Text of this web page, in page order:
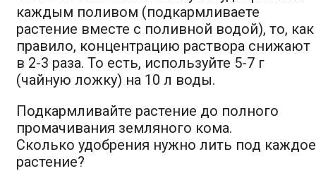
каждым поливом (подкармливаете
растение вместе с поливной водой), то, как
правило, концентрацию раствора снижают
в 2-3 раза. То есть, используйте 5-7 г
(чайную ложку) на 10 л воды.
Подкармливайте растение до полного
промачивания земляного кома.
Сколько удобрения нужно лить под каждое
растение?